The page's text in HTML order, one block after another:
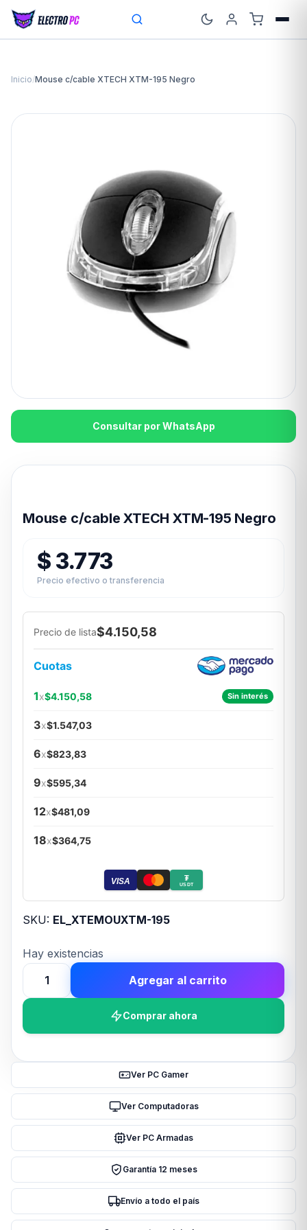
Inicio/Mouse c/cable XTECH XTM-195 Negro
Consultar por WhatsApp
Mouse c/cable XTECH XTM-195 Negro
$ 3.773
Precio efectivo o transferencia
Precio de lista$4.150,58
Cuotas
1x$4.150,58 Sin interés
3x$1.547,03
6x$823,83
9x$595,34
12x$481,09
18x$364,75
VISA ₮
USDT
SKU: EL_XTEMOUXTM-195
Hay existencias
Mouse
c/cable
cantidad
Agregar al carrito
Comprar ahora
Ver PC Gamer
Ver Computadoras
Ver PC Armadas
Garantía 12 meses
Envío a todo el país